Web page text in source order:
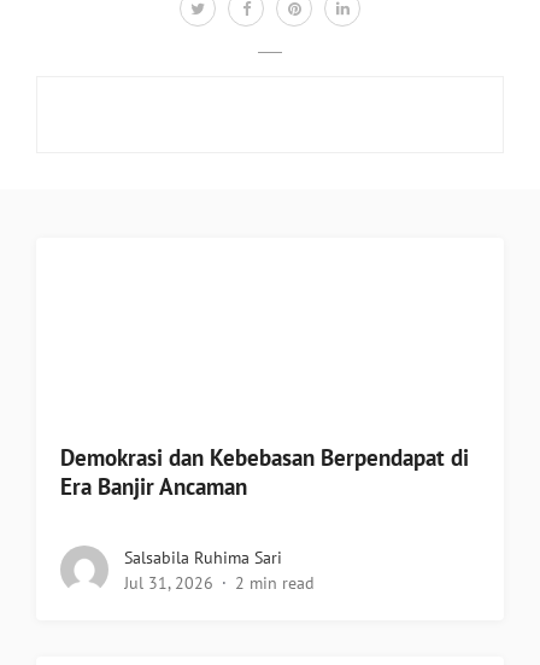
Demokrasi dan Kebebasan Berpendapat di
Era Banjir Ancaman
Salsabila Ruhima Sari
Jul 31, 2026
2 min read